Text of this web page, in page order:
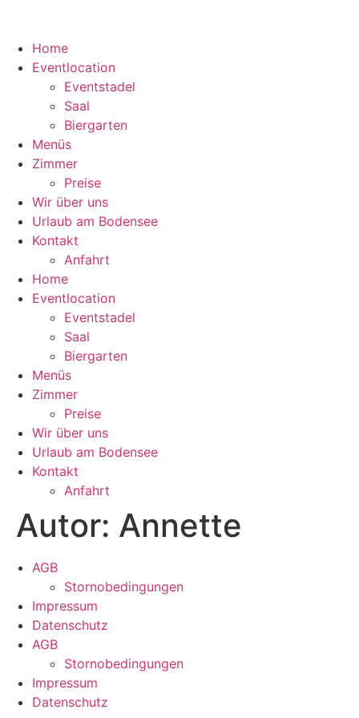
wechseln
Home
Eventlocation
Eventstadel
Saal
Biergarten
Menüs
Zimmer
Preise
Wir über uns
Urlaub am Bodensee
Kontakt
Anfahrt
Home
Eventlocation
Eventstadel
Saal
Biergarten
Menüs
Zimmer
Preise
Wir über uns
Urlaub am Bodensee
Kontakt
Anfahrt
Autor: Annette
AGB
Stornobedingungen
Impressum
Datenschutz
AGB
Stornobedingungen
Impressum
Datenschutz